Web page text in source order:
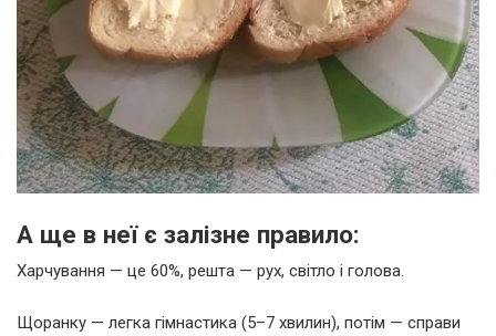
А ще в неї є залізне правило:
Харчування — це 60%, решта — рух, світло і голова.
Щоранку — легка гімнастика (5–7 хвилин), потім — справи